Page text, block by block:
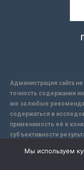
Администрация сайта
точность содержания
же за любые
содержаться в
применимость её к
субъективности
надежной защиты
Мы используем